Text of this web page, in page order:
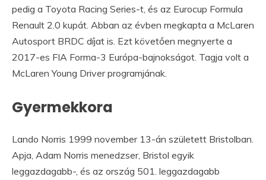
pedig a Toyota Racing Series-t, és az Eurocup Formula
Renault 2.0 kupát. Abban az évben megkapta a McLaren
Autosport BRDC díjat is. Ezt követően megnyerte a
2017-es FIA Forma-3 Európa-bajnokságot. Tagja volt a
McLaren Young Driver programjának.
Gyermekkora
Lando Norris 1999 november 13-án született Bristolban.
Apja, Adam Norris menedzser, Bristol egyik
leggazdagabb-, és az ország 501. leggazdagabb